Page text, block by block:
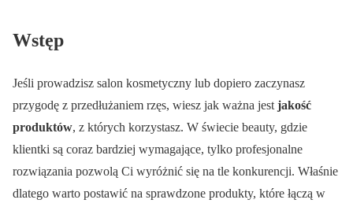
Wstęp
Jeśli prowadzisz salon kosmetyczny lub dopiero zaczynasz
przygodę z przedłużaniem rzęs, wiesz jak ważna jest jakość
produktów, z których korzystasz. W świecie beauty, gdzie
klientki są coraz bardziej wymagające, tylko profesjonalne
rozwiązania pozwolą Ci wyróżnić się na tle konkurencji. Właśnie
dlatego warto postawić na sprawdzone produkty, które łączą w